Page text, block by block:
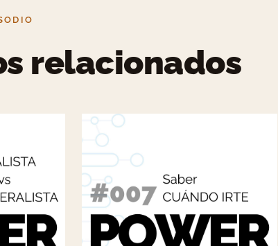
relacionados